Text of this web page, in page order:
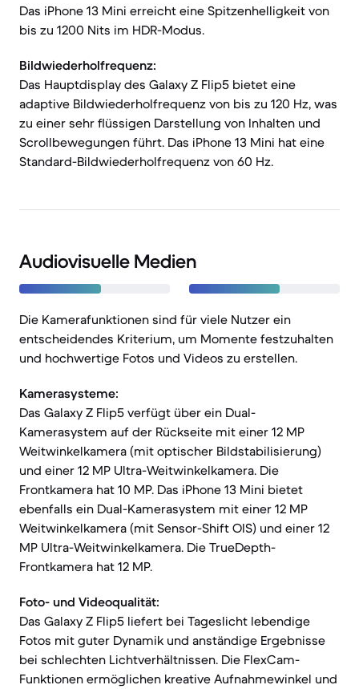
Das iPhone 13 Mini erreicht eine Spitzenhelligkeit von
bis zu 1200 Nits im HDR-Modus.
Bildwiederholfrequenz:
Das Hauptdisplay des Galaxy Z Flip5 bietet eine
adaptive Bildwiederholfrequenz von bis zu 120 Hz, was
zu einer sehr flüssigen Darstellung von Inhalten und
Scrollbewegungen führt. Das iPhone 13 Mini hat eine
Standard-Bildwiederholfrequenz von 60 Hz.
Audiovisuelle Medien
Die Kamerafunktionen sind für viele Nutzer ein
entscheidendes Kriterium, um Momente festzuhalten
und hochwertige Fotos und Videos zu erstellen.
Kamerasysteme:
Das Galaxy Z Flip5 verfügt über ein Dual-
Kamerasystem auf der Rückseite mit einer 12 MP
Weitwinkelkamera (mit optischer Bildstabilisierung)
und einer 12 MP Ultra-Weitwinkelkamera. Die
Frontkamera hat 10 MP. Das iPhone 13 Mini bietet
ebenfalls ein Dual-Kamerasystem mit einer 12 MP
Weitwinkelkamera (mit Sensor-Shift OIS) und einer 12
MP Ultra-Weitwinkelkamera. Die TrueDepth-
Frontkamera hat 12 MP.
Foto- und Videoqualität:
Das Galaxy Z Flip5 liefert bei Tageslicht lebendige
Fotos mit guter Dynamik und anständige Ergebnisse
bei schlechten Lichtverhältnissen. Die FlexCam-
Funktionen ermöglichen kreative Aufnahmewinkel und